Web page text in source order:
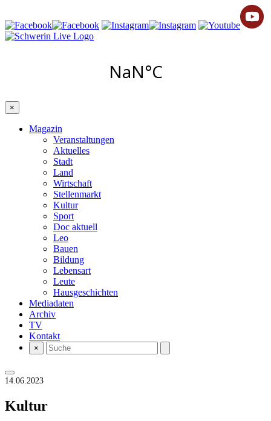
×
Magazin
Veranstaltungen
Aktuelles
Stadt
Land
Wirtschaft
Stellenmarkt
Kultur
Sport
Doc aktuell
Leo
Bauen
Bildung
Lebensart
Leute
Hausgeschichten
Mediadaten
Archiv
TV
Kontakt
×
14.06.2023
Kultur